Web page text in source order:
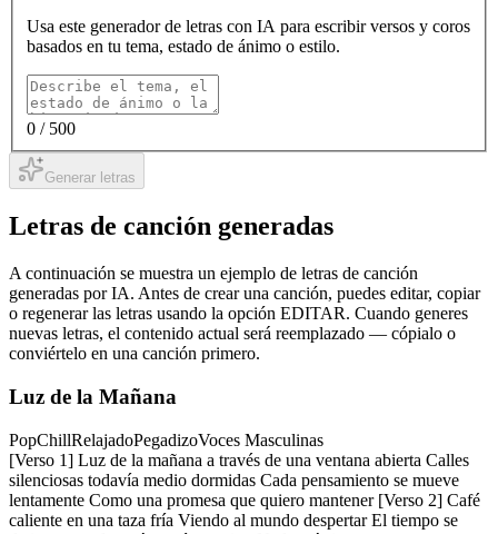
Usa este generador de letras con IA para escribir versos y coros
basados en tu tema, estado de ánimo o estilo.
0 / 500
Generar letras
Letras de canción generadas
A continuación se muestra un ejemplo de letras de canción
generadas por IA. Antes de crear una canción, puedes editar, copiar
o regenerar las letras usando la opción EDITAR. Cuando generes
nuevas letras, el contenido actual será reemplazado — cópialo o
conviértelo en una canción primero.
Luz de la Mañana
PopChillRelajadoPegadizoVoces Masculinas
[Verso 1] Luz de la mañana a través de una ventana abierta Calles
silenciosas todavía medio dormidas Cada pensamiento se mueve
lentamente Como una promesa que quiero mantener [Verso 2] Café
caliente en una taza fría Viendo al mundo despertar El tiempo se